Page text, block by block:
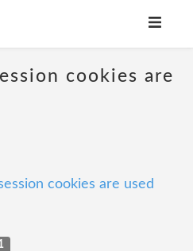
cookies are
cookies are used